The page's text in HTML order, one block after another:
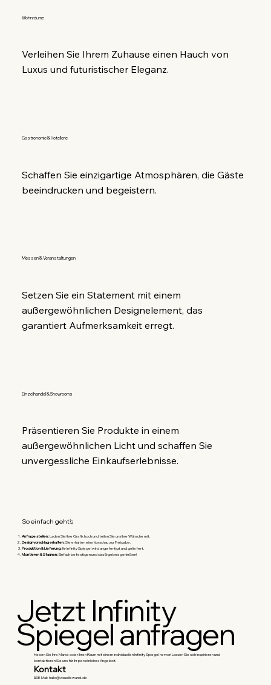
Wohnräume
Verleihen Sie Ihrem Zuhause einen Hauch von
Luxus und futuristischer Eleganz.
Gastronomie & Hotellerie
Schaffen Sie einzigartige Atmosphären, die Gäste
beeindrucken und begeistern.
Messen & Veranstaltungen
Setzen Sie ein Statement mit einem
außergewöhnlichen Designelement, das
garantiert Aufmerksamkeit erregt.
Einzelhandel & Showrooms
Präsentieren Sie Produkte in einem
außergewöhnlichen Licht und schaffen Sie
unvergessliche Einkaufserlebnisse.
Anfrage stellen:Laden Sie Ihre Grafik hoch und teilen Sie uns Ihre Wünsche mit.
Designvorschlag erhalten:Sie erhalten eine Vorschau zur Freigabe.
Produktion & Lieferung:Ihr Infinity Spiegel wird angefertigt und geliefert.
Montieren & Staunen:Einfach befestigen und das Ergebnis genießen!
So einfach geht’s
Jetzt Infinity
Spiegel anfragen
Heben Sie Ihre Marke oder Ihren Raum mit einem individuellen Infinity Spiegel hervor! Lassen Sie sich inspirieren und
kontaktieren Sie uns für Ihr persönliches Angebot.
Kontakt
📧 E-Mail:hallo@visuellewand.de